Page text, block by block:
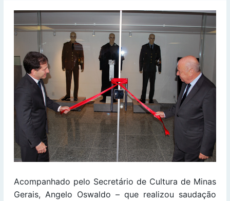
Acompanhado pelo Secretário de Cultura de Minas
Gerais, Angelo Oswaldo – que realizou saudação